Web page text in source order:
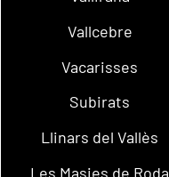
Vallcebre
Vacarisses
Subirats
Llinars del Vallès
Les Masies de Roda